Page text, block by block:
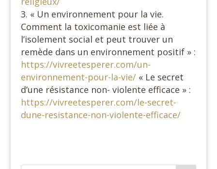
« Un environnement pour la vie.
Comment la toxicomanie est liée à
l’isolement social et peut trouver un
remède dans un environnement positif » :
https://vivreetesperer.com/un-
environnement-pour-la-vie/« Le secret
d’une résistance non- violente efficace » :
https://vivreetesperer.com/le-secret-
dune-resistance-non-violente-efficace/